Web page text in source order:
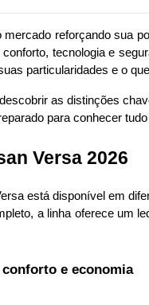
reforçando sua
tecnologia e
particularidades e o
as distinções
para conhecer
Versa 2026
está disponível em
a linha oferece um
conforto e economia